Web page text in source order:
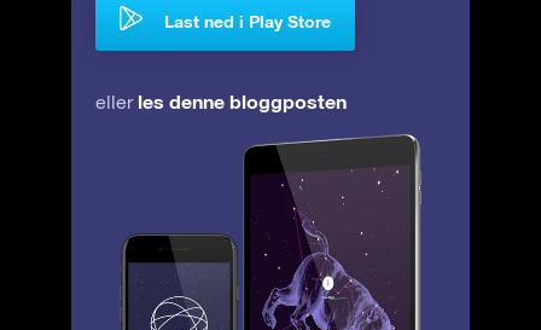
Last ned i Play Store
eller les denne bloggposten